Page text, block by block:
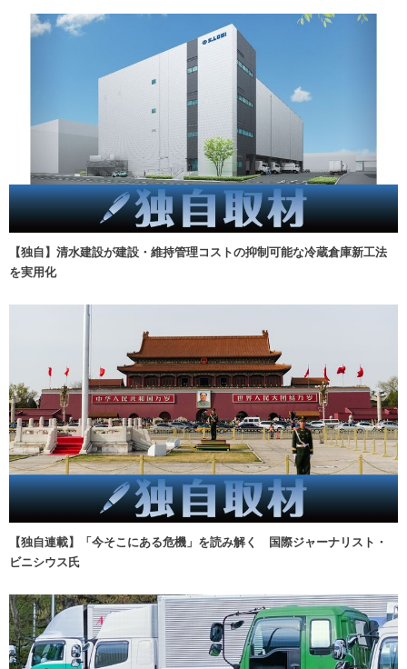
【独自】清水建設が建設・維持管理コストの抑制可能な冷蔵倉庫新工法
を実用化
【独自連載】「今そこにある危機」を読み解く 国際ジャーナリスト・
ビニシウス氏